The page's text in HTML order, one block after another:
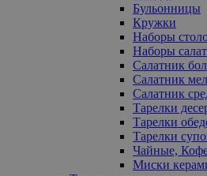
Бульонницы
Кружки
Наборы
Наборы
Салатник
Салатник
Салатник
Тарелки
Тарелки
Тарелки
Чайные,
Миски